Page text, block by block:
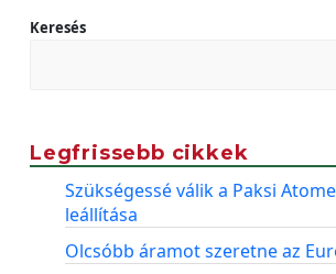
Keresés
Legfrissebb cikkek
Szükségessé válik a Paksi
leállítása
Olcsóbb áramot szeretne az